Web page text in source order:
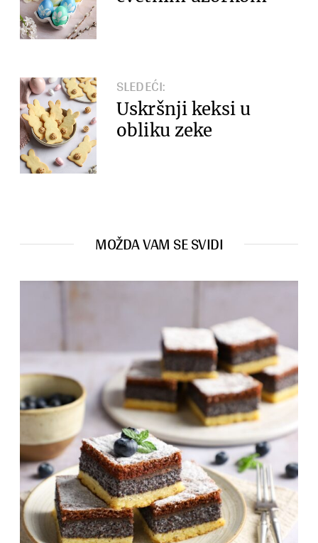
SLEDEĆI:
Uskršnji keksi u
obliku zeke
MOŽDA VAM SE SVIDI